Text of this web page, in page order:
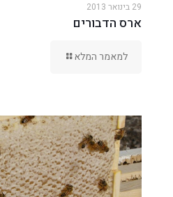
29 בינואר 2013
ארס הדבורים
למאמר המלא